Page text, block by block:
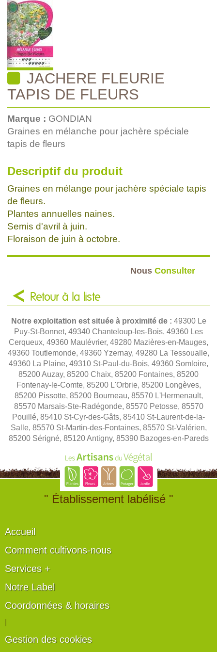
JACHERE FLEURIE
TAPIS DE FLEURS
Marque : GONDIAN
Graines en mélanche pour jachère spéciale
tapis de fleurs
Descriptif du produit
Graines en mélange pour jachère spéciale tapis
de fleurs.
Plantes annuelles naines.
Semis d'avril à juin.
Floraison de juin à octobre.
Nous Consulter
Retour à la liste
Notre exploitation est située à proximité de : 49300 Le
Puy-St-Bonnet, 49340 Chanteloup-les-Bois, 49360 Les
Cerqueux, 49360 Maulévrier, 49280 Mazières-en-Mauges,
49360 Toutlemonde, 49360 Yzernay, 49280 La Tessoualle,
49360 La Plaine, 49310 St-Paul-du-Bois, 49360 Somloire,
85200 Auzay, 85200 Chaix, 85200 Fontaines, 85200
Fontenay-le-Comte, 85200 L'Orbrie, 85200 Longèves,
85200 Pissotte, 85200 Bourneau, 85570 L'Hermenault,
85570 Marsais-Ste-Radégonde, 85570 Petosse, 85570
Pouillé, 85410 St-Cyr-des-Gâts, 85410 St-Laurent-de-la-
Salle, 85570 St-Martin-des-Fontaines, 85570 St-Valérien,
85200 Sérigné, 85120 Antigny, 85390 Bazoges-en-Pareds
" Établissement labélisé "
Accueil
Comment cultivons-nous
Services +
Notre Label
Coordonnées & horaires
Gestion des cookies